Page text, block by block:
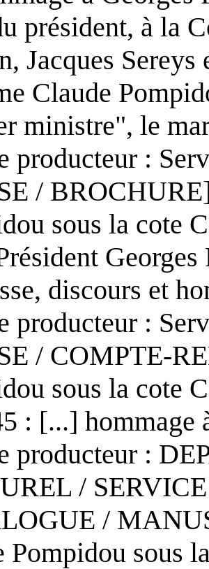
président, à la
Jacques
Claude
ministre", le
producteur :
/
sous la cote
discours et
producteur :
/ COMPTE-
sous la cote
: [...] hommage
producteur :
/
/
Pompidou sous